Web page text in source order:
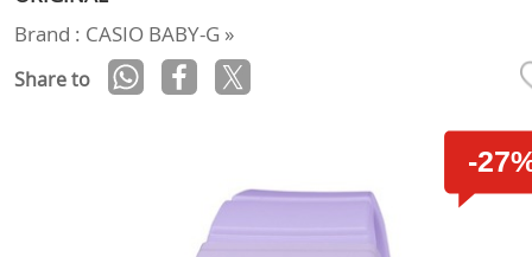
Brand : CASIO BABY-G »
Share to
-